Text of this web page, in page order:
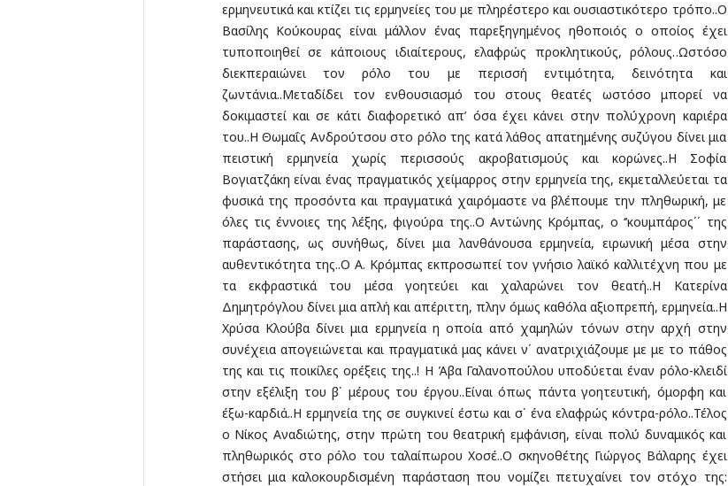
ερμηνευτικά και κτίζει τις ερμηνείες του με πληρέστερο και ουσιαστικότερο τρόπο..Ο
Βασίλης Κούκουρας είναι μάλλον ένας παρεξηγημένος ηθοποιός ο οποίος έχει
τυποποιηθεί σε κάποιους ιδιαίτερους, ελαφρώς προκλητικούς, ρόλους..Ωστόσο
διεκπεραιώνει τον ρόλο του με περισσή εντιμότητα, δεινότητα και
ζωντάνια..Μεταδίδει τον ενθουσιασμό του στους θεατές ωστόσο μπορεί να
δοκιμαστεί και σε κάτι διαφορετικό απ’ όσα έχει κάνει στην πολύχρονη καριέρα
του..Η Θωμαΐς Ανδρούτσου στο ρόλο της κατά λάθος απατημένης συζύγου δίνει μια
πειστική ερμηνεία χωρίς περισσούς ακροβατισμούς και κορώνες..Η Σοφία
Βογιατζάκη είναι ένας πραγματικός χείμαρρος στην ερμηνεία της, εκμεταλλεύεται τα
φυσικά της προσόντα και πραγματικά χαιρόμαστε να βλέπουμε την πληθωρική, με
όλες τις έννοιες της λέξης, φιγούρα της..Ο Αντώνης Κρόμπας, ο ‘’κουμπάρος΄΄ της
παράστασης, ως συνήθως, δίνει μια λανθάνουσα ερμηνεία, ειρωνική μέσα στην
αυθεντικότητα της..Ο Α. Κρόμπας εκπροσωπεί τον γνήσιο λαϊκό καλλιτέχνη που με
τα εκφραστικά του μέσα γοητεύει και χαλαρώνει τον θεατή..Η Κατερίνα
Δημητρόγλου δίνει μια απλή και απέριττη, πλην όμως καθόλα αξιοπρεπή, ερμηνεία..Η
Χρύσα Κλούβα δίνει μια ερμηνεία η οποία από χαμηλών τόνων στην αρχή στην
συνέχεια απογειώνεται και πραγματικά μας κάνει ν΄ ανατριχιάζουμε με με το πάθος
της και τις ποικίλες ορέξεις της..! Η Άβα Γαλανοπούλου υποδύεται έναν ρόλο-κλειδί
στην εξέλιξη του β΄ μέρους του έργου..Είναι όπως πάντα γοητευτική, όμορφη και
έξω-καρδιά..Η ερμηνεία της σε συγκινεί έστω και σ΄ ένα ελαφρώς κόντρα-ρόλο..Τέλος
ο Νίκος Αναδιώτης, στην πρώτη του θεατρική εμφάνιση, είναι πολύ δυναμικός και
πληθωρικός στο ρόλο του ταλαίπωρου Χοσέ..Ο σκηνοθέτης Γιώργος Βάλαρης έχει
στήσει μια καλοκουρδισμένη παράσταση που νομίζει πετυχαίνει τον στόχο της: